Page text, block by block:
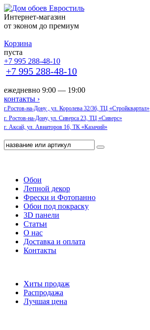
Интернет-магазин
от эконом до премиум
Корзина
пуста
+7 995 288-48-10
+7 995 288-48-10
ежедневно 9:00 — 19:00
контакты ›
г.Ростов-на-Дону , ул. Королева 32/36, ТЦ «Стройквартал»
г. Ростов-на-Дону, ул. Сиверса 23, ТЦ «Сиверс»
г. Аксай, ул. Авиаторов 16, ТК «Казачий»
Обои
Лепной декор
Фрески и Фотопанно
Обои под покраску
3D панели
Статьи
О нас
Доставка и оплата
Контакты
Хиты продаж
Распродажа
Лучшая цена